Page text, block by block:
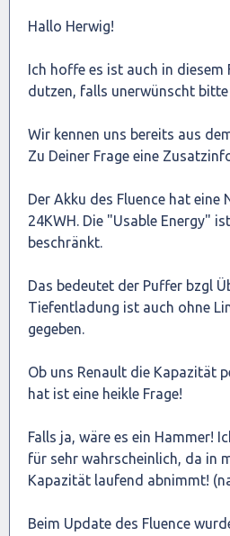
Hallo Herwig!
Ich hoffe es ist auch in diesem
dutzen, falls unerwünscht bitte
Wir kennen uns bereits aus
Zu Deiner Frage eine
Der Akku des Fluence hat
24KWH. Die "Usable Energy"
beschränkt.
Das bedeutet der Puffer bzgl
Tiefentladung ist auch ohne
gegeben.
Ob uns Renault die Kapazität
hat ist eine heikle Frage!
Falls ja, wäre es ein Hammer!
für sehr wahrscheinlich, da in
Kapazität laufend abnimmt!
Beim Update des Fluence